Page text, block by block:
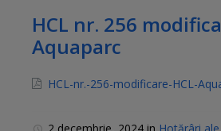
HCL nr. 256
Aquaparc
HCL-nr.-256-modificare-HCL-